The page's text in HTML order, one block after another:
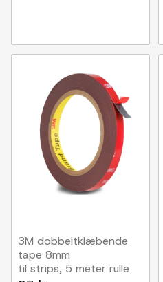
3M dobbeltklæbende
tape 8mm
til strips, 5 meter rulle